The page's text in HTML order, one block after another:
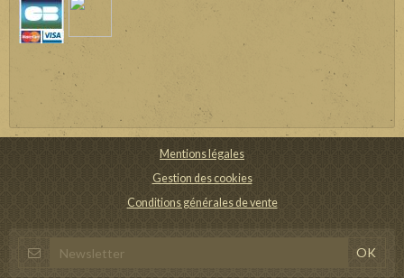
Mentions légales
Gestion des cookies
Conditions générales de vente